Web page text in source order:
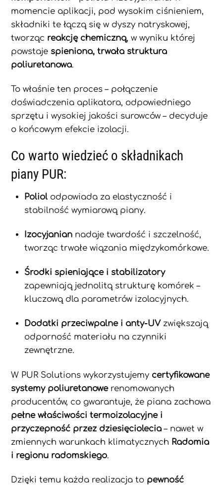
momencie aplikacji, pod wysokim ciśnieniem,
składniki te łączą się w dyszy natryskowej,
tworząc reakcję chemiczną, w wyniku której
powstaje spieniona, trwała struktura
poliuretanowa.
To właśnie ten proces – połączenie
doświadczenia aplikatora, odpowiedniego
sprzętu i wysokiej jakości surowców – decyduje
o końcowym efekcie izolacji.
Co warto wiedzieć o składnikach
piany PUR:
Poliol odpowiada za elastyczność i
stabilność wymiarową piany.
Izocyjanian nadaje twardość i szczelność,
tworząc trwałe wiązania międzykomórkowe.
Środki spieniające i stabilizatory
zapewniają jednolitą strukturę komórek –
kluczową dla parametrów izolacyjnych.
Dodatki przeciwpalne i anty-UVzwiększają
odporność materiału na czynniki
zewnętrzne.
W PUR Solutions wykorzystujemy certyfikowane
systemy poliuretanowerenomowanych
producentów, co gwarantuje, że piana zachowa
pełne właściwości termoizolacyjne i
przyczepność przez dziesięciolecia – nawet w
zmiennych warunkach klimatycznych Radomia
i regionu radomskiego.
Dzięki temu każda realizacja to pewność